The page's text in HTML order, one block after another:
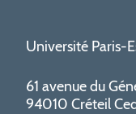
Université Paris-
61 avenue du
94010 Créteil